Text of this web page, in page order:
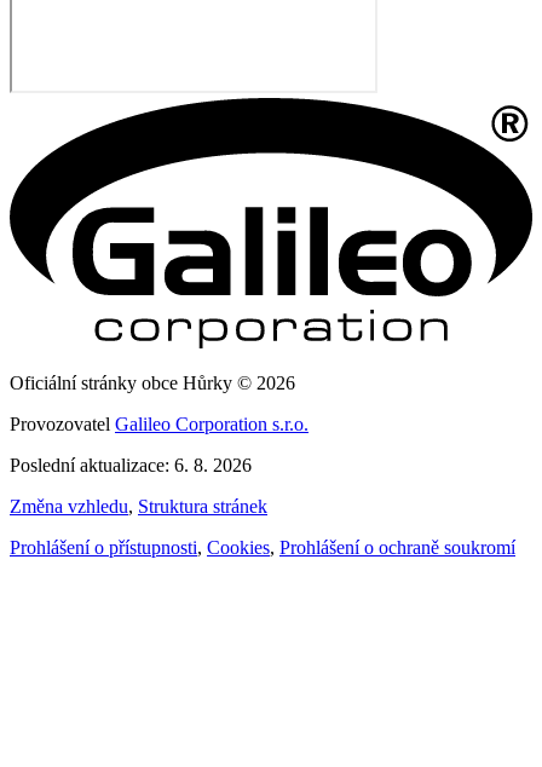
Oficiální stránky obce Hůrky © 2026
Provozovatel Galileo Corporation s.r.o.
Poslední aktualizace: 6. 8. 2026
Změna vzhledu, Struktura stránek
Prohlášení o přístupnosti, Cookies, Prohlášení o ochraně soukromí